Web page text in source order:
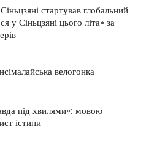
стартував глобальний
у Сіньцзяні цього літа» за
велогонка
під хвилями»: мовою
істини